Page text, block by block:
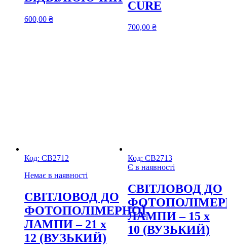
600,00 ₴
CURE
700,00 ₴
Код: СВ2712
Немає в наявності
CВІТЛОВОД ДО
ФОТОПОЛІМЕРНОЇ
ЛАМПИ – 21 х
12 (ВУЗЬКИЙ)
Код: СВ2713
Є в наявності
CВІТЛОВОД ДО
ЛАМПИ – 15 х
10 (ВУЗЬКИЙ)